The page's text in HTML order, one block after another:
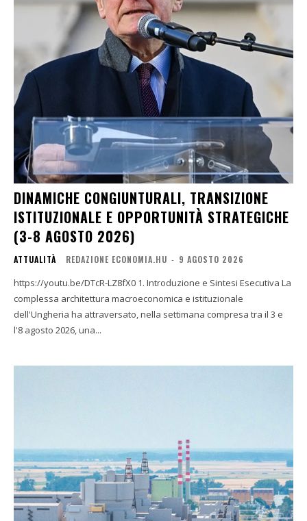
DINAMICHE CONGIUNTURALI, TRANSIZIONE
ISTITUZIONALE E OPPORTUNITÀ STRATEGICHE
(3-8 AGOSTO 2026)
ATTUALITÀ REDAZIONE ECONOMIA.HU - 9 AGOSTO 2026
https://youtu.be/DTcR-LZ8fX0 1. Introduzione e Sintesi Esecutiva La
complessa architettura macroeconomica e istituzionale
dell'Ungheria ha attraversato, nella settimana compresa tra il 3 e
l'8 agosto 2026, una...